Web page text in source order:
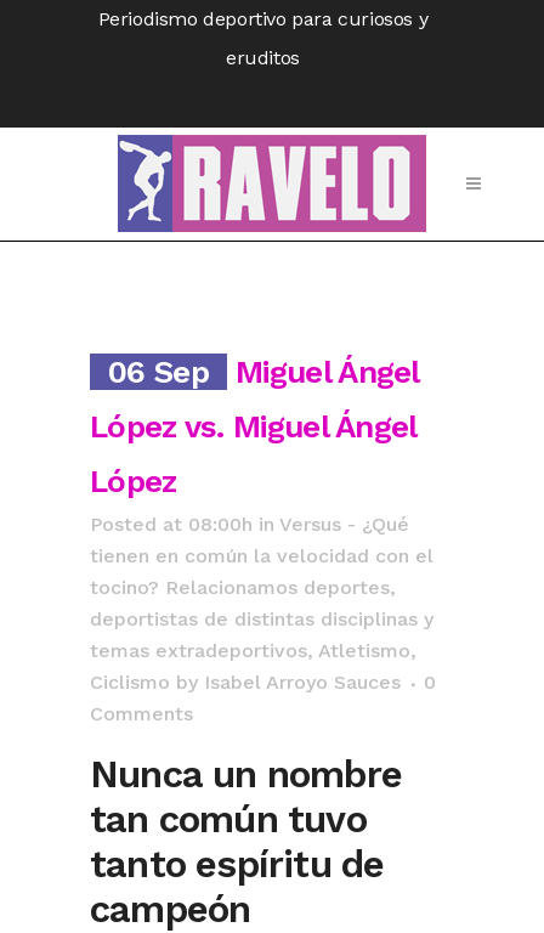
Periodismo deportivo para curiosos y
eruditos
06 Sep
Miguel Ángel
López vs. Miguel Ángel
López
Posted at 08:00h in Versus - ¿Qué
tienen en común la velocidad con el
tocino? Relacionamos deportes,
deportistas de distintas disciplinas y
temas extradeportivos, Atletismo,
Ciclismo by Isabel Arroyo Sauces
0
Comments
Nunca un nombre
tan común tuvo
tanto espíritu de
campeón